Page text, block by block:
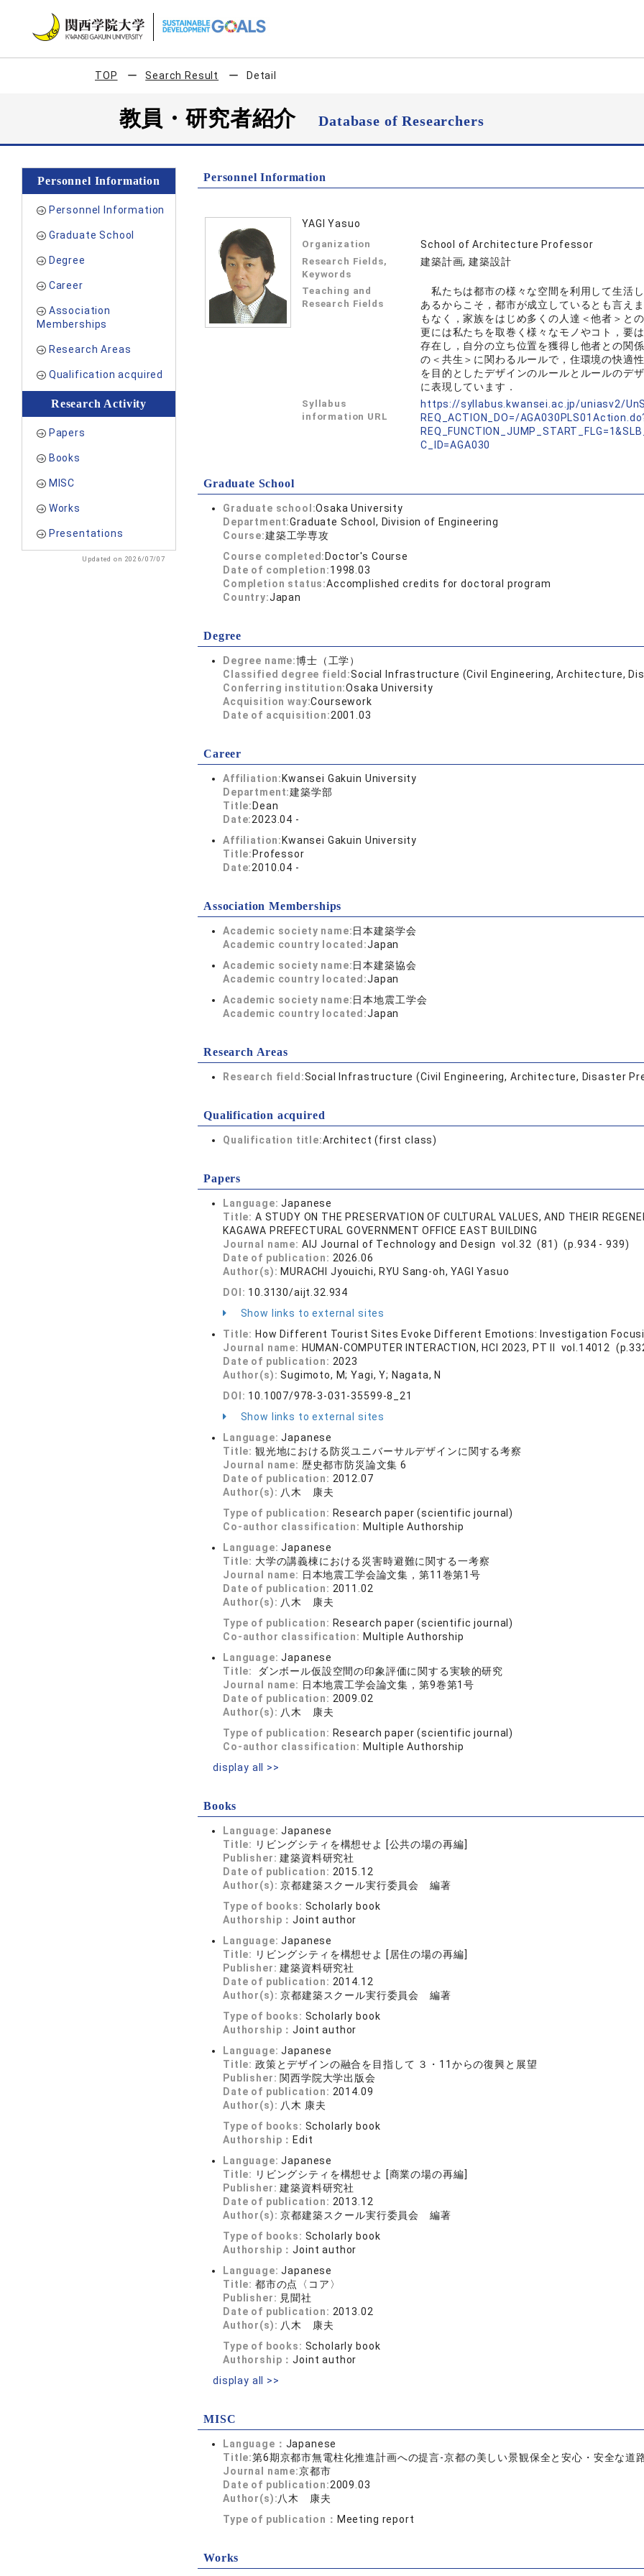
TOP Search Result Detail
教員・研究者紹介Database of Researchers
Personnel Information
Personnel Information
Graduate School
Degree
Career
Association
Memberships
Research Areas
Qualification acquired
Research Activity
Papers
Books
MISC
Works
Presentations
Updated on 2026/07/07
Personnel Information
YAGI Yasuo
Organization School of Architecture Professor
Research Fields,
Keywords
建築計画, 建築設計
Teaching and
Research Fields
私たちは都市の様々な空間を利用して生活
あるからこそ，都市が成立しているとも言
もなく，家族をはじめ多くの人達＜他者＞と
更には私たちを取巻く様々なモノやコト，要
存在し，自分の立ち位置を獲得し他者との関
の＜共生＞に関わるルールで，住環境の快適
を目的としたデザインのルールとルールのデ
に表現しています．
Syllabus
information URL
https://syllabus.kwansei.ac.jp/uniasv2/
REQ_ACTION_DO=/
C_ID=AGA030
Graduate School
Graduate school:Osaka University
Department:Graduate School, Division of Engineering
Course:建築工学専攻
Course completed: Doctor's Course
Date of completion:1998.03
Completion status:Accomplished credits for doctoral program
Country:Japan
Degree
Degree name:博士（工学）
Classified degree field:Social Infrastructure (Civil Engineering, Architecture,
Conferring institution:Osaka University
Acquisition way:Coursework
Date of acquisition:2001.03
Career
Affiliation: Kwansei Gakuin University
Department:建築学部
Title: Dean
Date:2023.04 -
Affiliation: Kwansei Gakuin University
Title: Professor
Date:2010.04 -
Association Memberships
Academic society name:日本建築学会
Academic country located:Japan
Academic society name:日本建築協会
Academic country located:Japan
Academic society name:日本地震工学会
Academic country located:Japan
Research Areas
Research field:Social Infrastructure (Civil Engineering, Architecture, Disaster
Qualification acquired
Qualification title:Architect (first class)
Papers
Language:Japanese
Title: A STUDY ON THE PRESERVATION OF CULTURAL VALUES, AND THEIR
KAGAWA PREFECTURAL GOVERNMENT OFFICE EAST BUILDING
Journal name: AIJ Journal of Technology and Design vol.32 (81) (p.934 - 939)
Date of publication: 2026.06
Author(s): MURACHI Jyouichi, RYU Sang-oh, YAGI Yasuo
DOI: 10.3130/aijt.32.934
Show links to external sites
Title: How Different Tourist Sites Evoke Different Emotions: Investigation
Journal name: HUMAN-COMPUTER INTERACTION, HCI 2023, PT II vol.14012
Date of publication: 2023
Author(s):Sugimoto, M; Yagi, Y; Nagata, N
DOI: 10.1007/978-3-031-35599-8_21
Show links to external sites
Language:Japanese
Title: 観光地における防災ユニバーサルデザインに関する考察
Journal name: 歴史都市防災論文集 6
Date of publication: 2012.07
Author(s): 八木 康夫
Type of publication: Research paper (scientific journal)
Co-author classification: Multiple Authorship
Language:Japanese
Title: 大学の講義棟における災害時避難に関する一考察
Journal name: 日本地震工学会論文集，第11巻第1号
Date of publication: 2011.02
Author(s): 八木 康夫
Type of publication: Research paper (scientific journal)
Co-author classification: Multiple Authorship
Language:Japanese
Title:
ダンボール仮設空間の印象評価に関する実験的研究
Journal name: 日本地震工学会論文集，第9巻第1号
Date of publication: 2009.02
Author(s): 八木 康夫
Type of publication: Research paper (scientific journal)
Co-author classification: Multiple Authorship
display all >>
Books
Language:Japanese
Title: リビングシティを構想せよ [公共の場の再編]
Publisher:建築資料研究社
Date of publication: 2015.12
Author(s):京都建築スクール実行委員会 編著
Type of books: Scholarly book
Authorship：Joint author
Language:Japanese
Title: リビングシティを構想せよ [居住の場の再編]
Publisher:建築資料研究社
Date of publication: 2014.12
Author(s):京都建築スクール実行委員会 編著
Type of books: Scholarly book
Authorship：Joint author
Language:Japanese
Title: 政策とデザインの融合を目指して ３・11からの復興と展望
Publisher: 関西学院大学出版会
Date of publication: 2014.09
Author(s): 八木 康夫
Type of books: Scholarly book
Authorship： Edit
Language:Japanese
Title: リビングシティを構想せよ [商業の場の再編]
Publisher:建築資料研究社
Date of publication: 2013.12
Author(s):京都建築スクール実行委員会 編著
Type of books: Scholarly book
Authorship：Joint author
Language:Japanese
Title: 都市の点〈コア〉
Publisher: 見聞社
Date of publication: 2013.02
Author(s): 八木 康夫
Type of books: Scholarly book
Authorship：Joint author
display all >>
MISC
Language： Japanese
Title:第6期京都市無電柱化推進計画への提言-京都の美しい景観保全と安心・安全な道
Journal name:京都市
Date of publication:2009.03
Author(s):八木 康夫
Type of publication： Meeting report
Works